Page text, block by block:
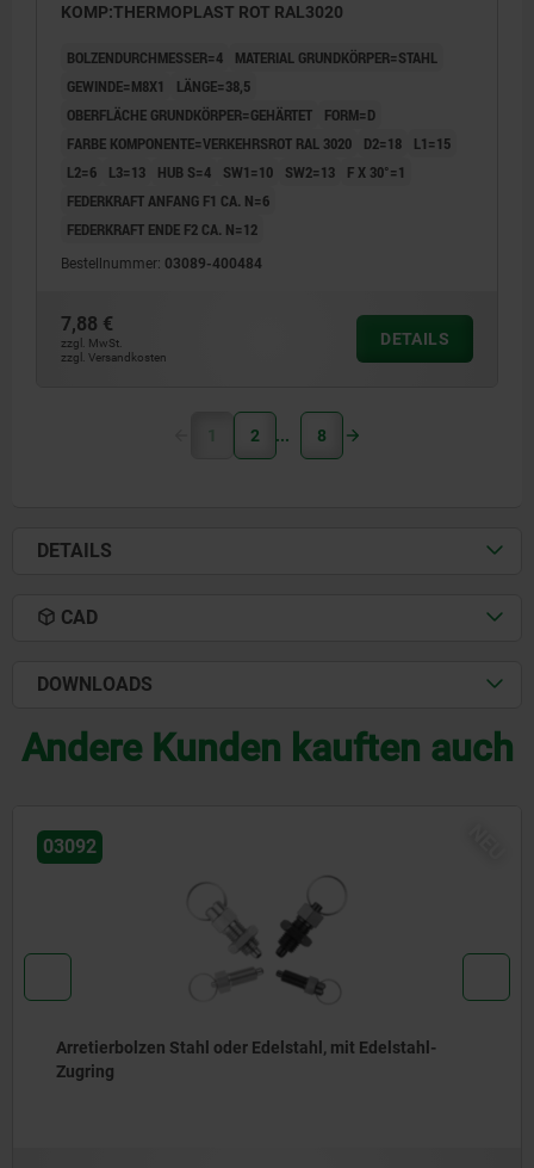
KOMP:THERMOPLAST ROT RAL3020
BOLZENDURCHMESSER=4
MATERIAL GRUNDKÖRPER=STAHL
GEWINDE=M8X1
LÄNGE=38,5
OBERFLÄCHE GRUNDKÖRPER=GEHÄRTET
FORM=D
FARBE KOMPONENTE=VERKEHRSROT RAL 3020
D2=18
L1=15
L2=6
L3=13 HUB S=4 SW1=10 SW2=13
F X 30°=1
FEDERKRAFT ANFANG F1 CA. N=6
FEDERKRAFT ENDE F2 CA. N=12
Bestellnummer: 03089-400484
7,88 €
zzgl. MwSt.
zzgl. Versandkosten
DETAILS
1 2 8
DETAILS
CAD
DOWNLOADS
Andere Kunden kauften auch
03096
Arretierbolzen Stahl oder Edelstahl, ohne Bund, mit
Edelstahl-Zugring